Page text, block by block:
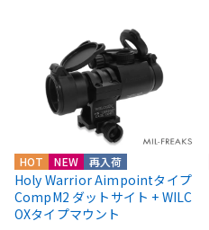
HOT NEW 再入荷
Holy Warrior Aimpointタイプ
CompM2 ダットサイト + WILC
OXタイプマウント